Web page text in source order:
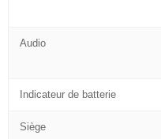
Audio
Indicateur de batterie
Siège